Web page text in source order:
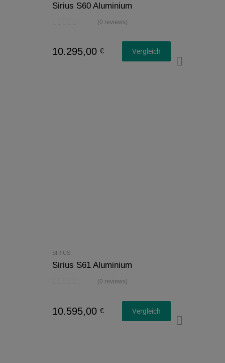
Sirius S60 Aluminium
(0 reviews)
10.295,00 €
Vergleich
SIRIUS
Sirius S61 Aluminium
(0 reviews)
10.595,00 €
Vergleich